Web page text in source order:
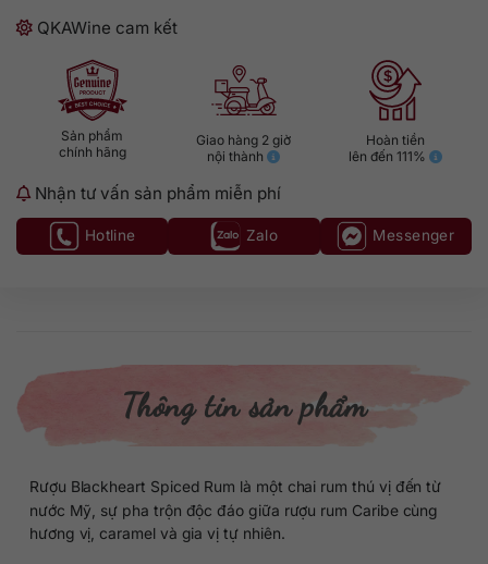
QKAWine cam kết
Sản phẩm
chính hãng
Giao hàng 2 giờ
nội thành
Hoàn tiền
lên đến 111%
Nhận tư vấn sản phẩm miễn phí
Hotline Zalo Messenger
Thông tin sản phẩm
Rượu Blackheart Spiced Rum là một chai rum thú vị đến từ
nước Mỹ, sự pha trộn độc đáo giữa rượu rum Caribe cùng
hương vị, caramel và gia vị tự nhiên.